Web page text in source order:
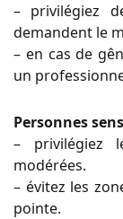
– privilégiez
demandent le
– en cas de
un
Personnes
– privilégiez
modérées.
– évitez les
pointe.